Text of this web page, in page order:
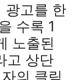
광고를 한
수록 1
노출된
고 상단
의 클릭